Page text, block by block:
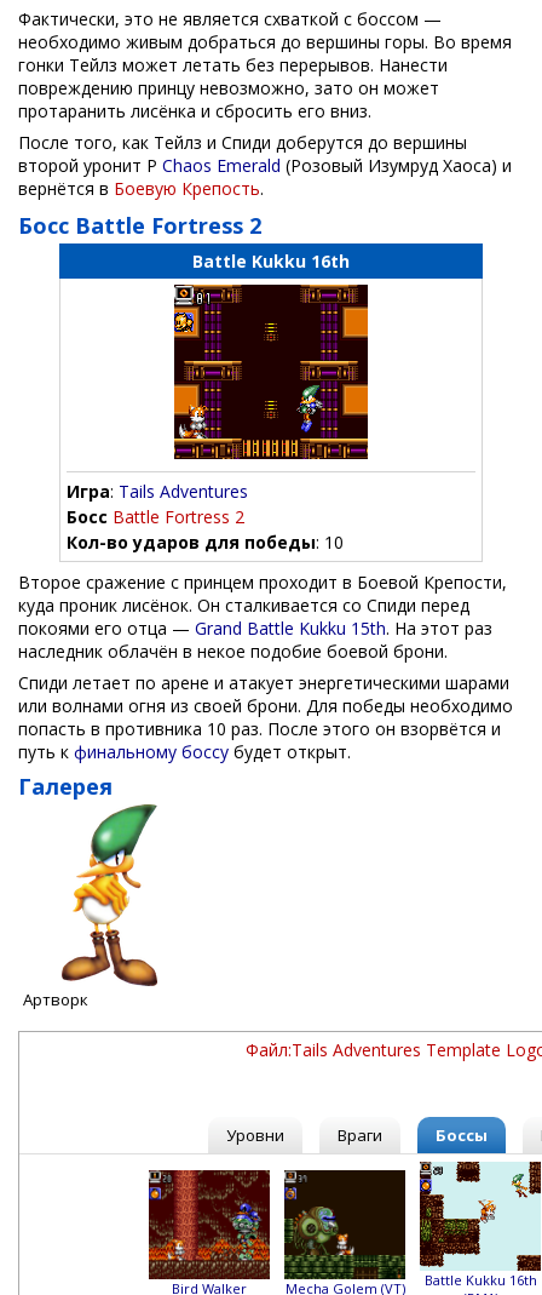
Фактически, это не является схваткой с боссом —
необходимо живым добраться до вершины горы. Во время
гонки Тейлз может летать без перерывов. Нанести
повреждению принцу невозможно, зато он может
протаранить лисёнка и сбросить его вниз.
После того, как Тейлз и Спиди доберутся до вершины
второй уронит Р Chaos Emerald (Розовый Изумруд Хаоса) и
вернётся в Боевую Крепость.
Босс Battle Fortress 2
Battle Kukku 16th
Игра: Tails Adventures
Босс Battle Fortress 2
Кол-во ударов для победы: 10
Второе сражение с принцем проходит в Боевой Крепости,
куда проник лисёнок. Он сталкивается со Спиди перед
покоями его отца — Grand Battle Kukku 15th. На этот раз
наследник облачён в некое подобие боевой брони.
Спиди летает по арене и атакует энергетическими шарами
или волнами огня из своей брони. Для победы необходимо
попасть в противника 10 раз. После этого он взорвётся и
путь к финальному боссу будет открыт.
Галерея
Артворк
Файл:Tails Adventures Template
Уровни Враги Боссы
Bird Walker Mecha Golem (VT)
Battle Kukku 16th